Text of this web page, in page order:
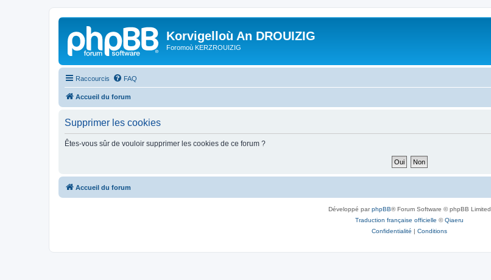
Korvigelloù An DROUIZIG
Foromoù KERZROUIZIG
Raccourcis FAQ
Accueil du forum
Supprimer les cookies
Êtes-vous sûr de vouloir supprimer les cookies de ce forum ?
Accueil du forum
Développé parphpBB® Forum Software © phpBB Limited
Traduction française officielle ©Qiaeru
Confidentialité | Conditions